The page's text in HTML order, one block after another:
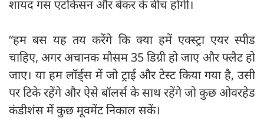
शायद गस एटकिंसन और बेकर के बीच होगी।
“हम बस यह तय करेंगे कि क्या हमें एक्स्ट्रा एयर स्पीड
चाहिए, अगर अचानक मौसम 35 डिग्री हो जाए और फ्लैट हो
जाए। या हम लॉर्ड्स में जो ट्राई और टेस्ट किया गया है, उसी
पर टिके रहेंगे और ऐसे बॉलर्स के साथ रहेंगे जो कुछ ओवरहेड
कंडीशंस में कुछ मूवमेंट निकाल सकें।